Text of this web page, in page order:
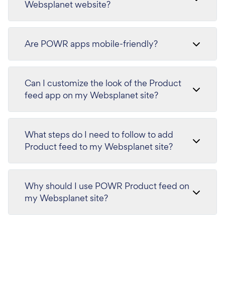
Websplanet website?
Are POWR apps mobile-friendly?
Can I customize the look of the Product
feed app on my Websplanet site?
What steps do I need to follow to add
Product feed to my Websplanet site?
Why should I use POWR Product feed on
my Websplanet site?